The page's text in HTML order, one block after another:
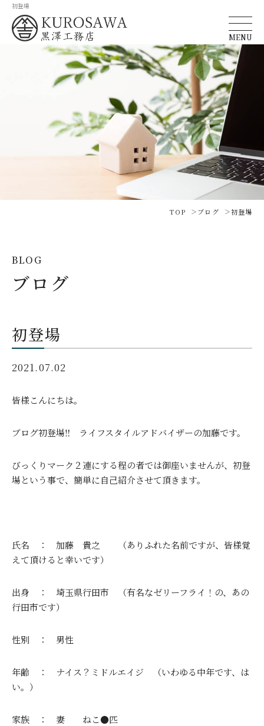
初登場
MENU
TOP ブログ 初登場
BLOG
ブログ
初登場
2021.07.02
皆様こんにちは。
ブログ初登場‼ ライフスタイルアドバイザーの加藤です。
びっくりマーク２連にする程の者では御座いませんが、初登
場という事で、簡単に自己紹介させて頂きます。
氏名 ： 加藤 貴之 （ありふれた名前ですが、皆様覚
えて頂けると幸いです）
出身 ： 埼玉県行田市 （有名なゼリーフライ！の、あの
行田市です）
性別 ： 男性
年齢 ： ナイス？ミドルエイジ （いわゆる中年です、は
い。）
家族 ： 妻 ねこ●匹